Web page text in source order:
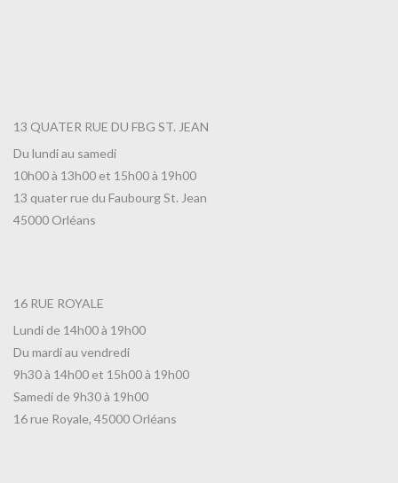
13 QUATER RUE DU FBG ST. JEAN
Du lundi au samedi
10h00 à 13h00 et 15h00 à 19h00
13 quater rue du Faubourg St. Jean
45000 Orléans
16 RUE ROYALE
Lundi de 14h00 à 19h00
Du mardi au vendredi
9h30 à 14h00 et 15h00 à 19h00
Samedi de 9h30 à 19h00
16 rue Royale, 45000 Orléans